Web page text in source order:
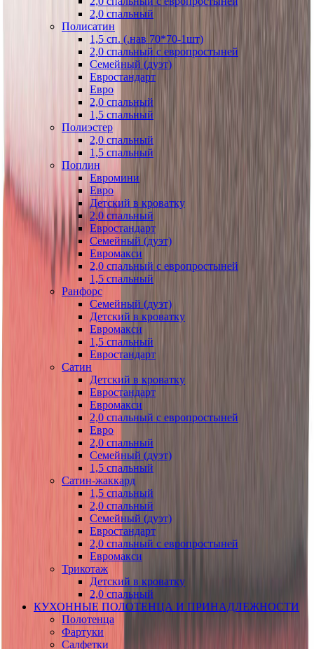
2,0 спальный
Полисатин
1,5 сп. (.нав 70*70-1шт)
2,0 спальный с европростыней
Семейный (дуэт)
Евростандарт
Евро
2,0 спальный
1,5 спальный
Полиэстер
2,0 спальный
1,5 спальный
Поплин
Евромини
Евро
Детский в кроватку
2,0 спальный
Евростандарт
Семейный (дуэт)
Евромакси
2,0 спальный с европростыней
1,5 спальный
Ранфорс
Семейный (дуэт)
Детский в кроватку
Евромакси
1,5 спальный
Евростандарт
Сатин
Детский в кроватку
Евростандарт
Евромакси
2,0 спальный с европростыней
Евро
2,0 спальный
Семейный (дуэт)
1,5 спальный
Сатин-жаккард
1,5 спальный
2,0 спальный
Семейный (дуэт)
Евростандарт
2,0 спальный с европростыней
Евромакси
Трикотаж
Детский в кроватку
2,0 спальный
КУХОННЫЕ ПОЛОТЕНЦА И ПРИНАДЛЕЖНОСТИ
Полотенца
Фартуки
Салфетки